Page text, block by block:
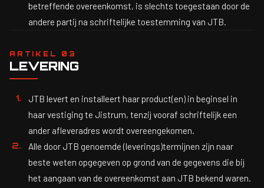
betreffende overeenkomst, is slechts toegestaan door de
andere partij na schriftelijke toestemming van JTB.
ARTIKEL 03
LEVERING
JTB levert en installeert haar product(en) in beginsel in
haar vestiging te Jistrum, tenzij vooraf schriftelijk een
ander afleveradres wordt overeengekomen.
Alle door JTB genoemde (leverings)termijnen zijn naar
beste weten opgegeven op grond van de gegevens die bij
het aangaan van de overeenkomst aan JTB bekend waren.